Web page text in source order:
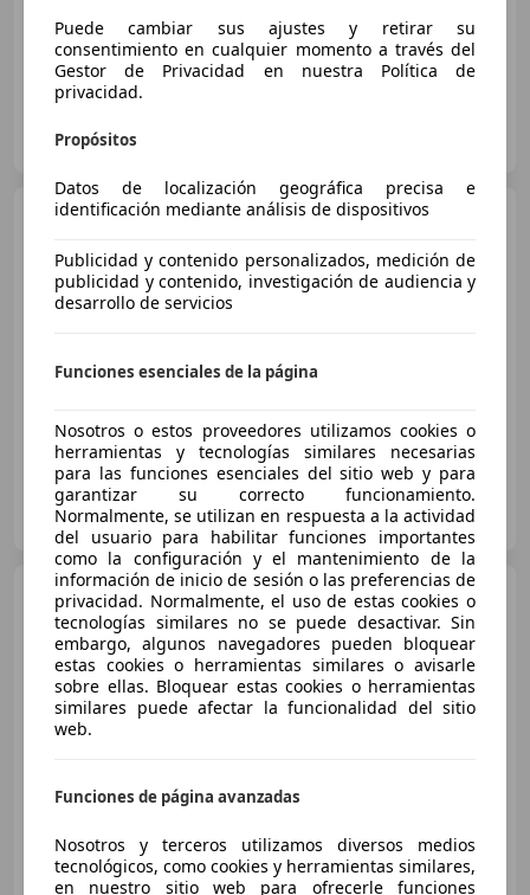
ES-28050 MADRID
Volkswagen Tiguan
Diésel
PREMIUM CARS ESPAÑA
ES-28802 ALCALA DE HENARES
Volkswagen Tiguan
Advance 2.0 TDI 110kW (150CV)
4Mot DSG
€ 19.890
01/2021 144.700 km Diésel
Puede cambiar sus ajustes y retirar su
consentimiento en cualquier momento a través del
Gestor de Privacidad en nuestra Política de
privacidad.
Propósitos
Datos de localización geográfica precisa e
identificación mediante análisis de dispositivos
Publicidad y contenido personalizados, medición de
publicidad y contenido, investigación de audiencia y
desarrollo de servicios
Funciones esenciales de la página
Nosotros o estos proveedores utilizamos cookies o
herramientas y tecnologías similares necesarias
para las funciones esenciales del sitio web y para
garantizar su correcto funcionamiento.
Normalmente, se utilizan en respuesta a la actividad
del usuario para habilitar funciones importantes
como la configuración y el mantenimiento de la
información de inicio de sesión o las preferencias de
privacidad. Normalmente, el uso de estas cookies o
tecnologías similares no se puede desactivar. Sin
embargo, algunos navegadores pueden bloquear
estas cookies o herramientas similares o avisarle
sobre ellas. Bloquear estas cookies o herramientas
similares puede afectar la funcionalidad del sitio
web.
Funciones de página avanzadas
Nosotros y terceros utilizamos diversos medios
tecnológicos, como cookies y herramientas similares,
en nuestro sitio web para ofrecerle funciones